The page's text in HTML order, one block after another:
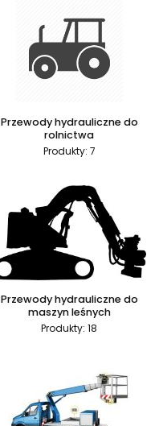
Przewody hydrauliczne do
rolnictwa
Produkty: 7
Przewody hydrauliczne do
maszyn leśnych
Produkty: 18